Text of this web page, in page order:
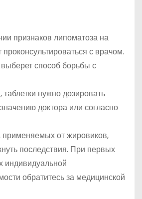
признаков липоматоза на
проконсультироваться с врачом.
способ борьбы с
нужно дозировать
доктора или согласно
применяемых от жировиков,
последствия. При первых
индивидуальной
обратитесь за медицинской